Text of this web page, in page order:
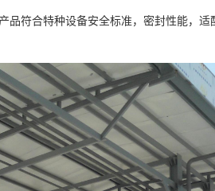
品符合特种设备安全标准，密封性能，